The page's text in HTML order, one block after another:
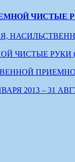
ЧИСТЫЕ РУКИ
РУКИ (01
2013 – 31